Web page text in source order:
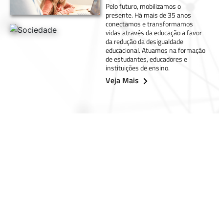
Pelo futuro, mobilizamos o
presente. Há mais de 35 anos
conectamos e transformamos
vidas através da educação a favor
da redução da desigualdade
educacional. Atuamos na formação
de estudantes, educadores e
instituições de ensino.
Veja Mais